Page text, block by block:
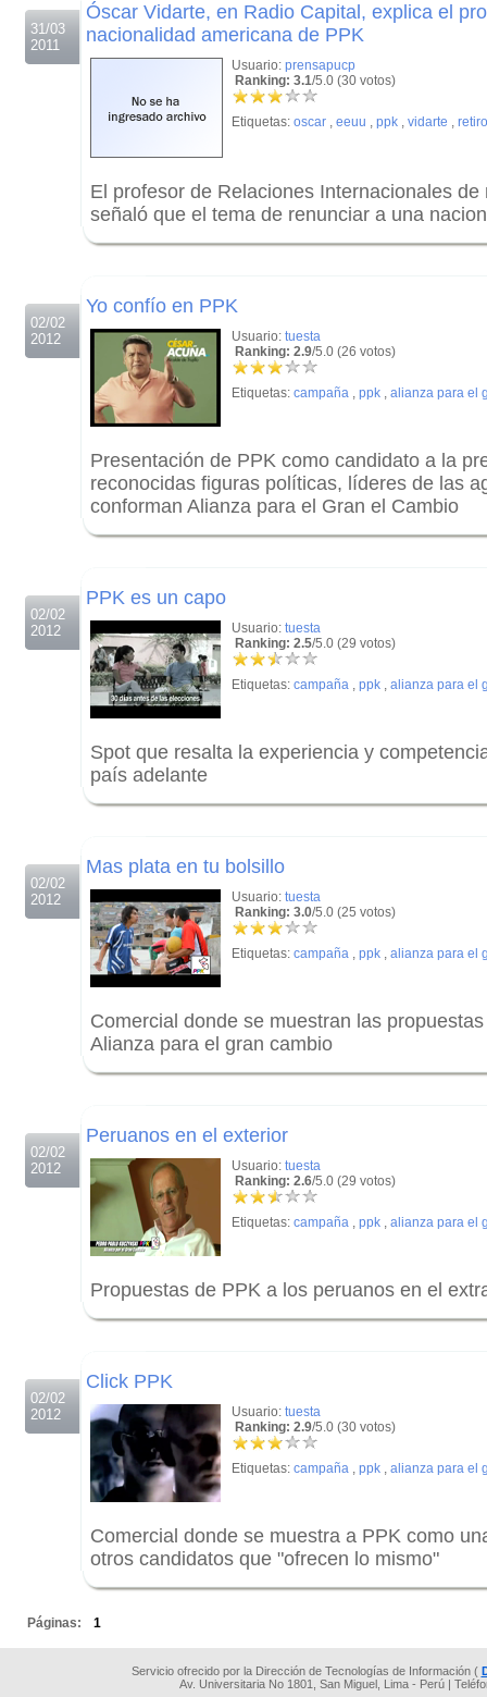
31/03
2011
Óscar Vidarte, en Radio Capital, explica el
nacionalidad americana de PPK
Usuario: prensapucp
Ranking: 3.1/5.0 (30 votos)
Etiquetas: oscar , eeuu , ppk , vidarte , retiro
El profesor de Relaciones Internacionales
señaló que el tema de renunciar a una
02/02
2012
Yo confío en PPK
Usuario: tuesta
Ranking: 2.9/5.0 (26 votos)
Etiquetas: campaña , ppk , alianza para el
Presentación de PPK como candidato a la
reconocidas figuras políticas, líderes de las
conforman Alianza para el Gran el Cambio
02/02
2012
PPK es un capo
Usuario: tuesta
Ranking: 2.5/5.0 (29 votos)
Etiquetas: campaña , ppk , alianza para el
Spot que resalta la experiencia y
país adelante
02/02
2012
Mas plata en tu bolsillo
Usuario: tuesta
Ranking: 3.0/5.0 (25 votos)
Etiquetas: campaña , ppk , alianza para el
Comercial donde se muestran las
Alianza para el gran cambio
02/02
2012
Peruanos en el exterior
Usuario: tuesta
Ranking: 2.6/5.0 (29 votos)
Etiquetas: campaña , ppk , alianza para el
Propuestas de PPK a los peruanos en el
02/02
2012
Click PPK
Usuario: tuesta
Ranking: 2.9/5.0 (30 votos)
Etiquetas: campaña , ppk , alianza para el
Comercial donde se muestra a PPK como
otros candidatos que "ofrecen lo mismo"
Páginas: 1
Servicio ofrecido por la Dirección de Tecnologías de Información (
Av. Universitaria No 1801, San Miguel, Lima - Perú |